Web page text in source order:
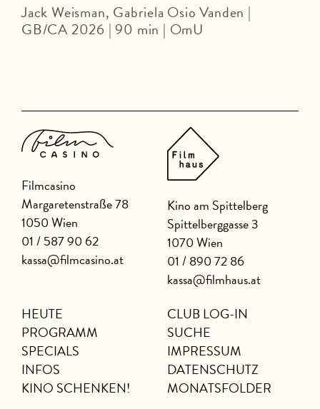
Jack Weisman, Gabriela Osio Vanden |
GB/CA 2026 | 90 min | OmU
Filmcasino
Margaretenstraße 78
1050 Wien
01 / 587 90 62
kassa@filmcasino.at
Kino am Spittelberg
Spittelberggasse 3
1070 Wien
01 / 890 72 86
kassa@filmhaus.at
HEUTE
PROGRAMM
SPECIALS
INFOS
KINO SCHENKEN!
CLUB LOG-IN
SUCHE
IMPRESSUM
DATENSCHUTZ
MONATSFOLDER